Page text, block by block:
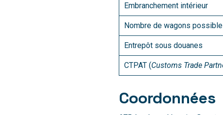
Embranchement intérieur
Nombre de wagons
Entrepôt sous douanes
CTPAT (Customs Trade
Coordonnées